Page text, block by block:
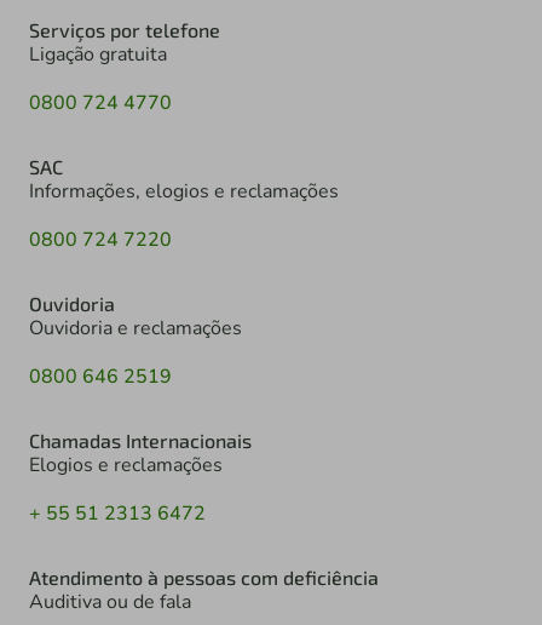
Serviços por telefone
Ligação gratuita
0800 724 4770
SAC
Informações, elogios e reclamações
0800 724 7220
Ouvidoria
Ouvidoria e reclamações
0800 646 2519
Chamadas Internacionais
Elogios e reclamações
+ 55 51 2313 6472
Atendimento à pessoas com deficiência
Auditiva ou de fala